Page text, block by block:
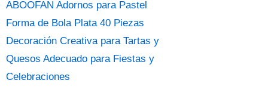
ABOOFAN Adornos para Pastel
Forma de Bola Plata 40 Piezas
Decoración Creativa para Tartas y
Quesos Adecuado para Fiestas y
Celebraciones